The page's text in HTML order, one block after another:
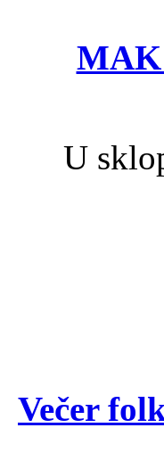
MAK
U
Večer